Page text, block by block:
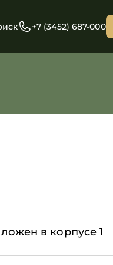
+7 (3452) 687-000
в корпусе 1